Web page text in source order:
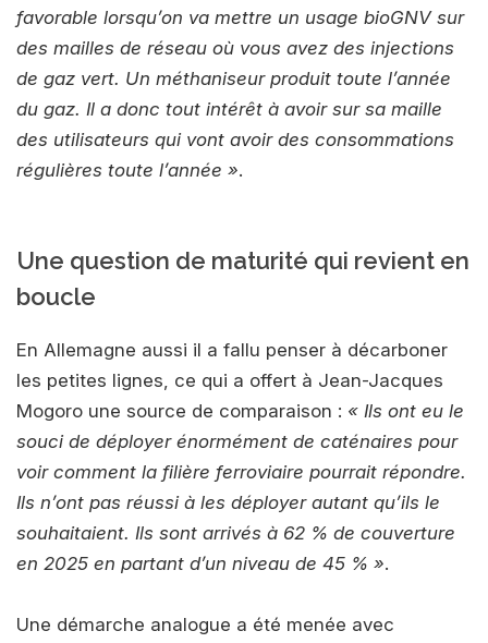
favorable lorsqu’on va mettre un usage bioGNV sur
des mailles de réseau où vous avez des injections
de gaz vert. Un méthaniseur produit toute l’année
du gaz. Il a donc tout intérêt à avoir sur sa maille
des utilisateurs qui vont avoir des consommations
régulières toute l’année ».
Une question de maturité qui revient en
boucle
En Allemagne aussi il a fallu penser à décarboner
les petites lignes, ce qui a offert à Jean-Jacques
Mogoro une source de comparaison : « Ils ont eu le
souci de déployer énormément de caténaires pour
voir comment la filière ferroviaire pourrait répondre.
Ils n’ont pas réussi à les déployer autant qu’ils le
souhaitaient. Ils sont arrivés à 62 % de couverture
en 2025 en partant d’un niveau de 45 % ».
Une démarche analogue a été menée avec